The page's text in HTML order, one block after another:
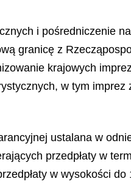
i pośredniczenie
granicę z
krajowych
w tym
ustalana w
przedpłaty w
w wysokości